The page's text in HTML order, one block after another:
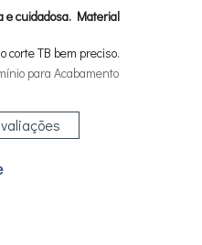
e cuidadosa. Material
corte TB bem preciso.
para Acabamento